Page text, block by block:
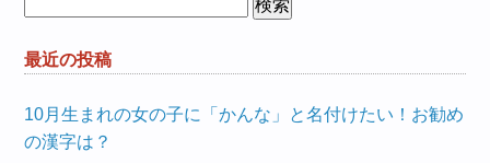
最近の投稿
10月生まれの女の子に「かんな」と名付けたい！お勧め
の漢字は？